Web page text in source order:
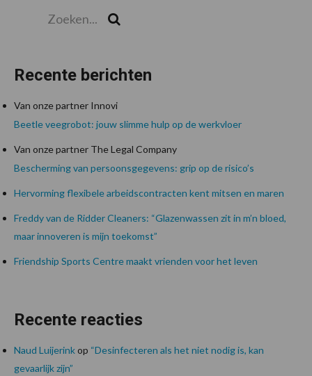
Recente berichten
Van onze partner Innovi
Beetle veegrobot: jouw slimme hulp op de werkvloer
Van onze partner The Legal Company
Bescherming van persoonsgegevens: grip op de risico’s
Hervorming flexibele arbeidscontracten kent mitsen en maren
Freddy van de Ridder Cleaners: “Glazenwassen zit in m’n bloed,
maar innoveren is mijn toekomst”
Friendship Sports Centre maakt vrienden voor het leven
Recente reacties
Naud Luijerinkop “Desinfecteren als het niet nodig is, kan
gevaarlijk zijn”